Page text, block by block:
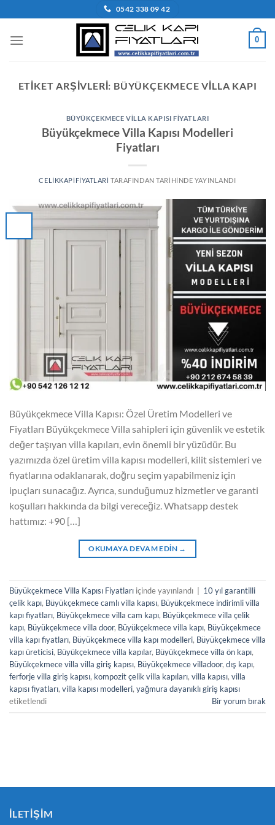
atla
0542 338 09 42
0
ETIKET ARŞIVLERI: BÜYÜKÇEKMECE VILLA KAPI
BÜYÜKÇEKMECE VILLA KAPISI FIYATLARI
Büyükçekmece Villa Kapısı Modelleri
Fiyatları
CELIKKAPIFIYATLARI TARAFINDAN TARIHINDE YAYINLANDI
Büyükçekmece Villa Kapısı: Özel Üretim Modelleri ve
Fiyatları Büyükçekmece Villa sahipleri için güvenlik ve estetik
değer taşıyan villa kapıları, evin önemli bir yüzüdür. Bu
yazımızda özel üretim villa kapısı modelleri, kilit sistemleri ve
fiyatlarına odaklanarak, doğru seçim yapabilmeniz için
ipuçları sunacağız. Ayrıca, sunduğumuz hizmetler ve garanti
koşulları hakkında da bilgi vereceğiz. Whatsapp destek
hattımız: +90 […]
OKUMAYA DEVAM EDIN →
Büyükçekmece Villa Kapısı Fiyatları içinde yayınlandı
10 yıl garantilli
çelik kapı, Büyükçekmece camlı villa kapısı, Büyükçekmece indirimli villa
kapı fiyatları, Büyükçekmece villa cam kapı, Büyükçekmece villa çelik
kapı, Büyükçekmece villa door, Büyükçekmece villa kapı, Büyükçekmece
villa kapı fiyatları, Büyükçekmece villa kapı modelleri, Büyükçekmece villa
kapı üreticisi, Büyükçekmece villa kapılar, Büyükçekmece villa ön kapı,
Büyükçekmece villa villa giriş kapısı, Büyükçekmece villadoor, dış kapı,
ferforje villa giriş kapısı, kompozit çelik villa kapıları, villa kapısı, villa
kapısı fiyatları, villa kapısı modelleri, yağmura dayanıklı giriş kapısı
etiketlendi
Bir yorum bırak
İLETIŞIM